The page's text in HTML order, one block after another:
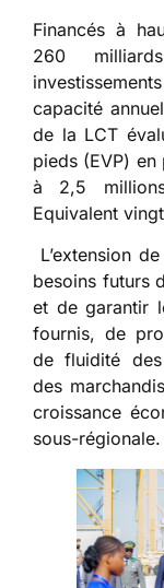
Financés à
260
capacité
de la LCT
pieds (EVP)
à 2,5 millions
Equivalent
L’extension
besoins futurs
et de garantir
fournis, de
de fluidité
des
croissance
sous-régionale.